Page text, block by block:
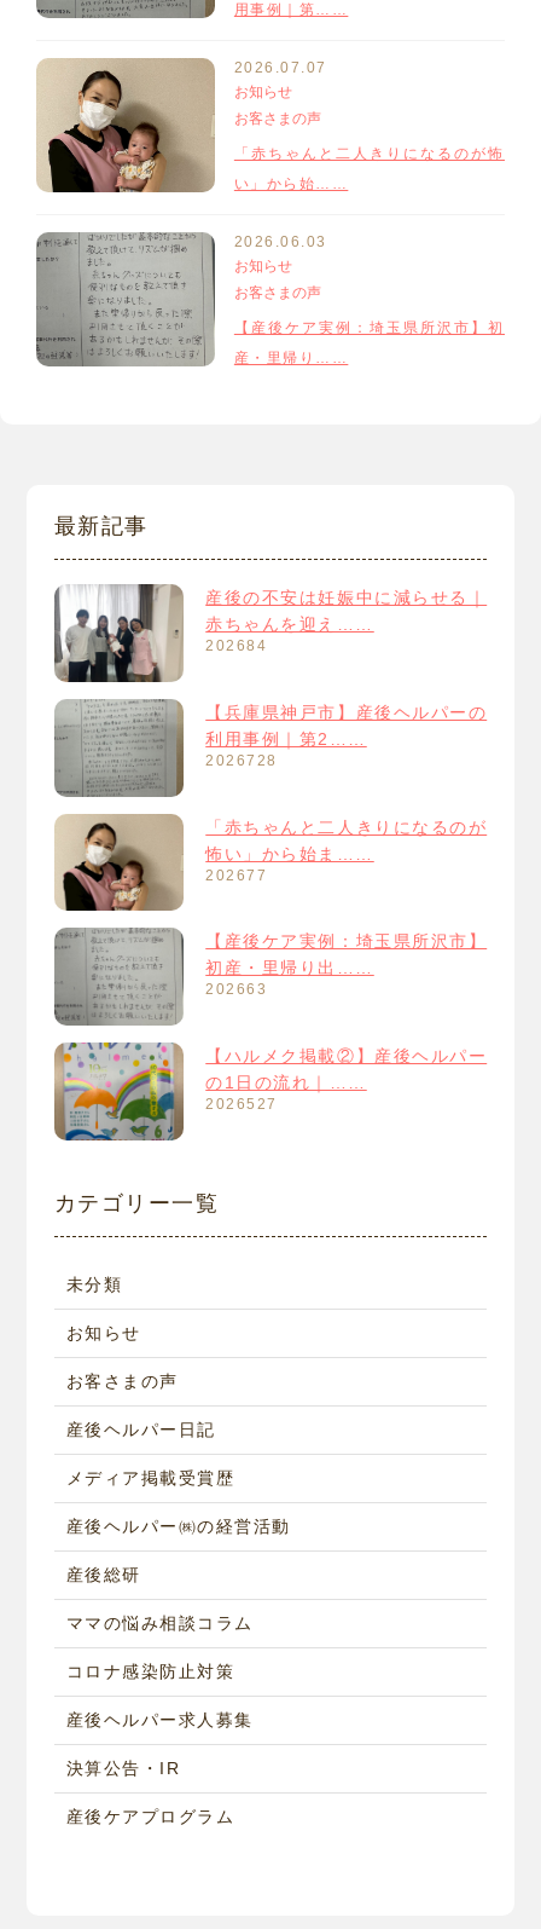
用事例｜第……
2026.07.07
お知らせ
お客さまの声
「赤ちゃんと二人きりになるのが怖
い」から始……
2026.06.03
お知らせ
お客さまの声
【産後ケア実例：埼玉県所沢市】初
産・里帰り……
最新記事
産後の不安は妊娠中に減らせる｜
赤ちゃんを迎え……
202684
【兵庫県神戸市】産後ヘルパーの
利用事例｜第2……
2026728
「赤ちゃんと二人きりになるのが
怖い」から始ま……
202677
【産後ケア実例：埼玉県所沢市】
初産・里帰り出……
202663
【ハルメク掲載②】産後ヘルパー
の1日の流れ｜……
2026527
カテゴリー一覧
未分類
お知らせ
お客さまの声
産後ヘルパー日記
メディア掲載受賞歴
産後ヘルパー㈱の経営活動
産後総研
ママの悩み相談コラム
コロナ感染防止対策
産後ヘルパー求人募集
決算公告・IR
産後ケアプログラム